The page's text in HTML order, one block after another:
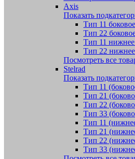
Axis
Показать
Тип 11
Тип 22
Тип 11
Тип 22
Посмотреть все
Stelrad
Показать
Tип 11
Тип 21
Тип 22
Тип 33
Тип 11
Тип 21
Тип 22
Тип 33